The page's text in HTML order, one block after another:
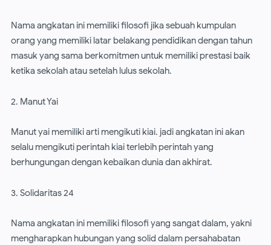
Nama angkatan ini memiliki filosofi jika sebuah kumpulan
orang yang memiliki latar belakang pendidikan dengan tahun
masuk yang sama berkomitmen untuk memiliki prestasi baik
ketika sekolah atau setelah lulus sekolah.
2. Manut Yai
Manut yai memiliki arti mengikuti kiai. jadi angkatan ini akan
selalu mengikuti perintah kiai terlebih perintah yang
berhungungan dengan kebaikan dunia dan akhirat.
3. Solidaritas 24
Nama angkatan ini memiliki filosofi yang sangat dalam, yakni
mengharapkan hubungan yang solid dalam persahabatan